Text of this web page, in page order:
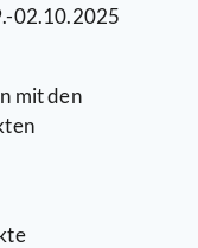
02.10.2025
mit den